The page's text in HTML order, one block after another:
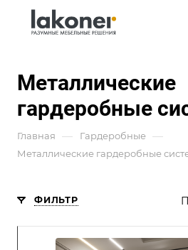
Металлические
гардеробные
Главная — Гардеробные —
Металлические гардеробные
ФИЛЬТР